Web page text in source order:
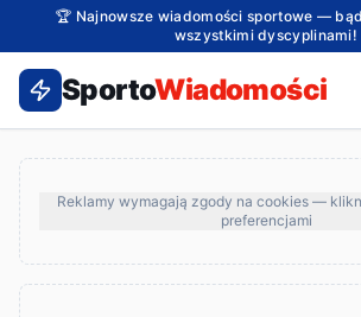
🏆 Najnowsze wiadomości sportowe —
wszystkimi dyscyplinami!
SportoWiadomości
Reklamy wymagają zgody na cookies —
preferencjami
SportoWiadomości — najnowsze